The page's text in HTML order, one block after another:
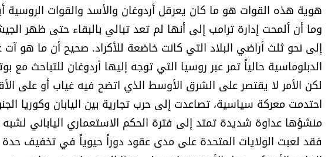
هوية هذه القوات هو ما كان يعرقل أردوغان والأسد والقوات الروسية
وما أن ألمحت إدارة ترامب إلى أنها لم تعد تبالي بالبقاء حتى ظهر
إلى نحو ثلث أراضي البلاد التي كانت خاضعة للأكراد. صحيح أن ما
الدبلوماسية حالياً تمر عبر روسيا التي توجه إليها أردوغان للتباحث مع
لكن الأمر لا يقتصر على الشرق الأوسط الذي اتضح فيه غياب أو على
احتدمت معركة سياسية، تصاعدت إلى حرب تجارية بين اليابان وكوريا
منشؤها عداوة شديدة تمتد إلى فترة الحكم الاستعماري الياباني
فقد لعبت الولايات المتحدة على مدى عقود دوراً حيوياً في تخفيف حدة